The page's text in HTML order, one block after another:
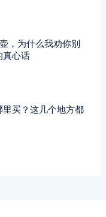
，为什么我劝你别
真心话
买？这几个地方都